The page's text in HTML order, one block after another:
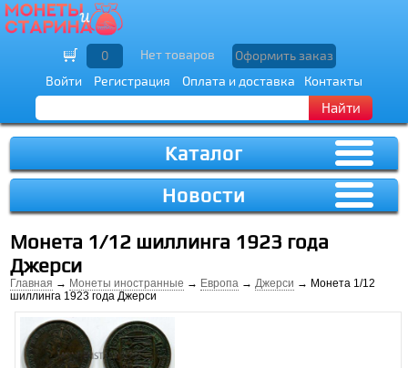
Войти Регистрация Оплата и доставка Контакты
Найти
0 Нет товаров Оформить заказ
Каталог
Новости
Монета 1/12 шиллинга 1923 года
Джерси
Главная → Монеты иностранные → Европа →Джерси → Монета 1/12
шиллинга 1923 года Джерси